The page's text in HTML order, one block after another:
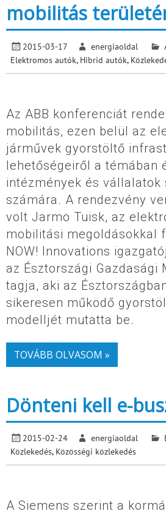
mobilitás
2015-03-17 energiaoldal
Elektromos autók, Hibrid autók,
Az ABB konferenciát
mobilitás, ezen belül az
járművek gyorstöltő
lehetőségeiről a témában
intézmények és vállalatok
számára. A rendezvény
volt Jarmo Tuisk, az
mobilitási megoldásokkal
NOW! Innovations
az Észtországi Gazdasági
tagja, aki az
sikeresen működő
modelljét mutatta be.
TOVÁBB OLVASOM »
Dönteni kell e-
2015-02-24 energiaoldal
Közlekedés, Közösségi közlekedés
A Siemens szerint a